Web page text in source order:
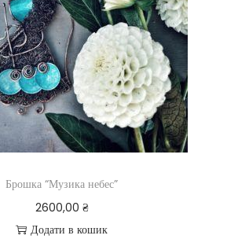
Брошка “Музика небес”
2600,00 ₴
Додати в кошик